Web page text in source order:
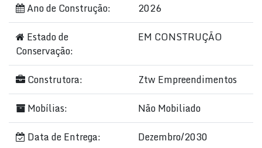
Ano de Construção:
2026
Estado de
Conservação:
EM CONSTRUÇÃO
Construtora:
Ztw Empreendimentos
Mobílias:
Não Mobiliado
Data de Entrega:
Dezembro/2030